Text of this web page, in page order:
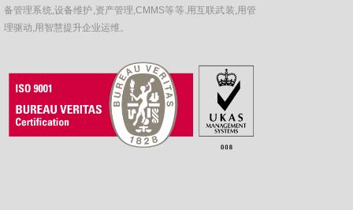
备管理系统,设备维护,资产管理,CMMS等等.用互联武装,用管
理驱动,用智慧提升企业运维。